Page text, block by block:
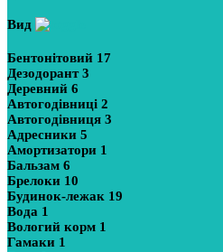
Вид
Бентонітовий 17
Дезодорант3
Деревний 6
Автогодівниці 2
Автогодівниця 3
Адресники 5
Амортизатори 1
Бальзам 6
Брелоки 10
Будинок-лежак 19
Вода 1
Вологий корм 1
Гамаки 1